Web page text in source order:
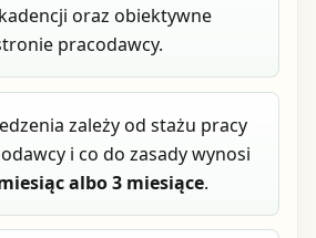
oraz obiektywne
pracodawcy.
zależy od stażu pracy
i co do zasady wynosi
albo 3 miesiące.